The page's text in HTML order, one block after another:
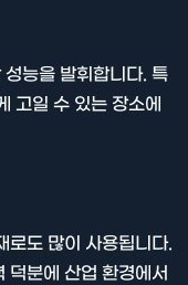
능을 발휘합니다. 특
고일 수 있는 장소에
로도 많이 사용됩니다.
덕분에 산업 환경에서